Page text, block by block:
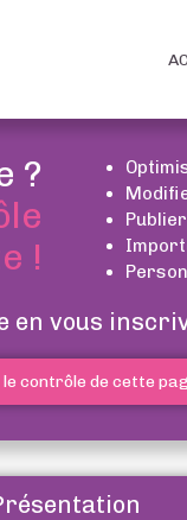
?
!
en vous
le contrôle de cette